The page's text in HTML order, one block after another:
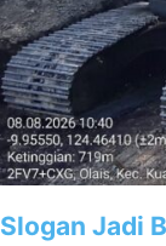
Slogan Jadi